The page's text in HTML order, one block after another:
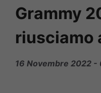
Grammy
riusciamo
16 Novembre 2022 -